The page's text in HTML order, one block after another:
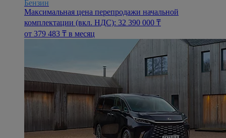
Бензин
Максимальная цена перепродажи начальной
комплектации (вкл. НДС): 32 390 000 ₸
oт 379 483 ₸ в месяц